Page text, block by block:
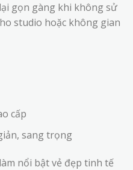
gọn gàng khi không sử
studio hoặc không gian
cấp
sang trọng
làm nổi bật vẻ đẹp tinh tế